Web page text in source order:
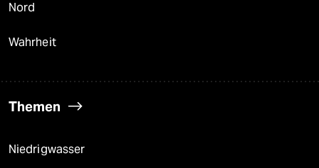
Nord
Wahrheit
Themen
Niedrigwasser